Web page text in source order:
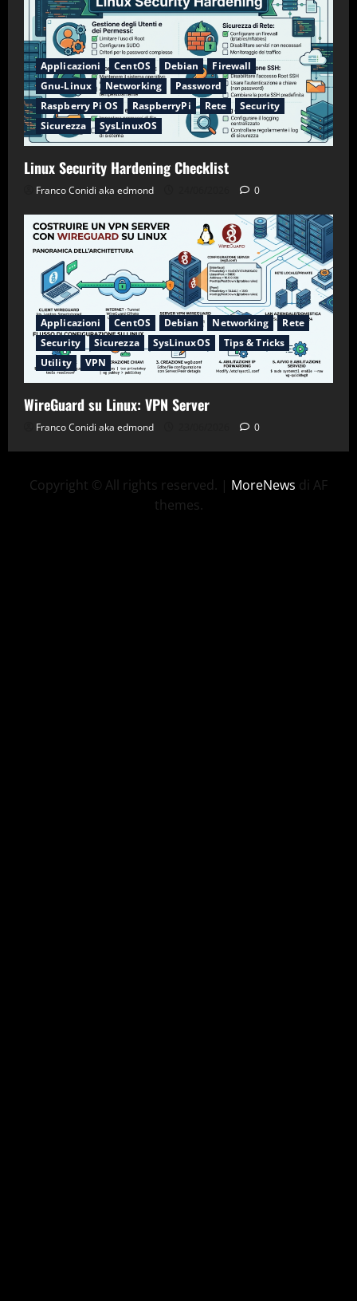
Applicazioni CentOS Debian
Firewall
Gnu-Linux
Networking
Password
Raspberry Pi OS
RaspberryPi Rete
Security
Sicurezza
SysLinuxOS
Linux Security Hardening Checklist
Franco Conidi aka edmond 0
Applicazioni CentOS Debian Networking
Rete
Security
Sicurezza SysLinuxOS
Tips & Tricks
Utility
VPN
WireGuard su Linux: VPN Server
Franco Conidi aka edmond 0
Copyright © All rights reserved. | MoreNews di AF
themes.